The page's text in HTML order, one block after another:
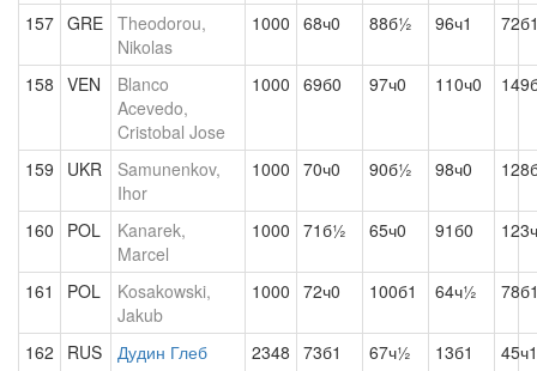
157 GRE Theodorou,
Nikolas
1000 68ч0 88б½ 96ч1
158 VEN
Blanco
Acevedo,
Cristobal Jose
1000 69б0 97ч0 110ч0
159 UKR
Samunenkov,
Ihor
1000 70ч0 90б½ 98ч0
160 POL
Kanarek,
Marcel
1000 71б½ 65ч0 91б0
161 POL
Kosakowski,
Jakub
1000 72ч0 100б1 64ч½
162 RUS Дудин Глеб 2348 73б1 67ч½ 13б1 45ч1